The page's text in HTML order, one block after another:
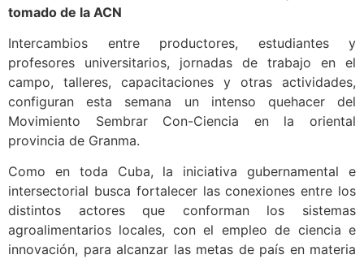
tomado de la ACN
Intercambios entre productores, estudiantes y
profesores universitarios, jornadas de trabajo en el
campo, talleres, capacitaciones y otras actividades,
configuran esta semana un intenso quehacer del
Movimiento Sembrar Con-Ciencia en la oriental
provincia de Granma.
Como en toda Cuba, la iniciativa gubernamental e
intersectorial busca fortalecer las conexiones entre los
distintos actores que conforman los sistemas
agroalimentarios locales, con el empleo de ciencia e
innovación, para alcanzar las metas de país en materia